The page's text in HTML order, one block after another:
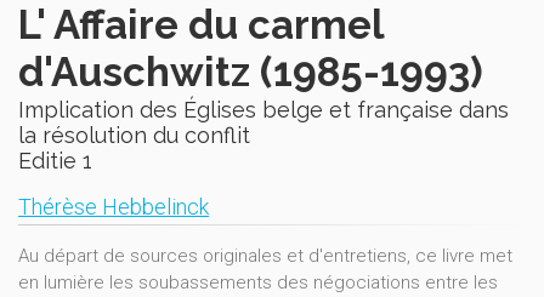
L' Affaire du carmel
d'Auschwitz (1985-1993)
Implication des Églises belge et française dans
la résolution du conflit
Editie 1
Thérèse Hebbelinck
Au départ de sources originales et d'entretiens, ce livre met
en lumière les soubassements des négociations entre les